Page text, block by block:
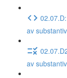
av substantiv
av substantiv